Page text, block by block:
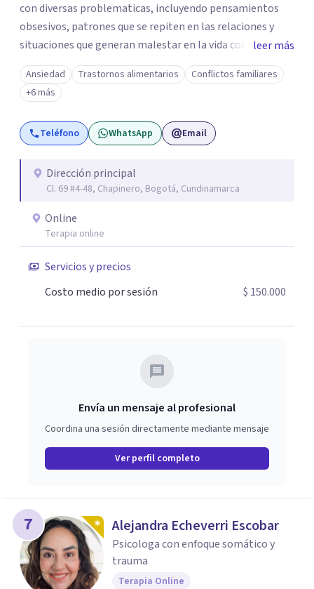
con diversas problematicas, incluyendo pensamientos
obsesivos, patrones que se repiten en las relaciones y
situaciones que generan malestar en la vida cotidiana. Mi
propósito es ofrecer un espacio seguro y humano donde
puedas entender lo que te ocurre y encontrar nuevas
formas de estar mejor.
leer más
Ansiedad Trastornos alimentarios
Conflictos familiares
+6 más
Teléfono WhatsApp Email
Dirección principal
Cl. 69 #4-48, Chapinero, Bogotá, Cundinamarca
Online
Terapia online
Servicios y precios
Costo medio por sesión
$ 150.000
Envía un mensaje al profesional
Coordina una sesión directamente mediante mensaje
Ver perfil completo
7 Alejandra Echeverri Escobar
Psicologa con enfoque somático y
trauma
Terapia Online